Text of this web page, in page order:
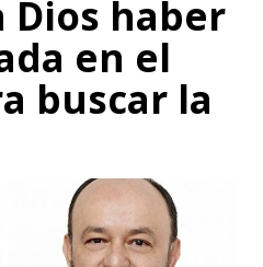
Dios haber
en el
buscar la